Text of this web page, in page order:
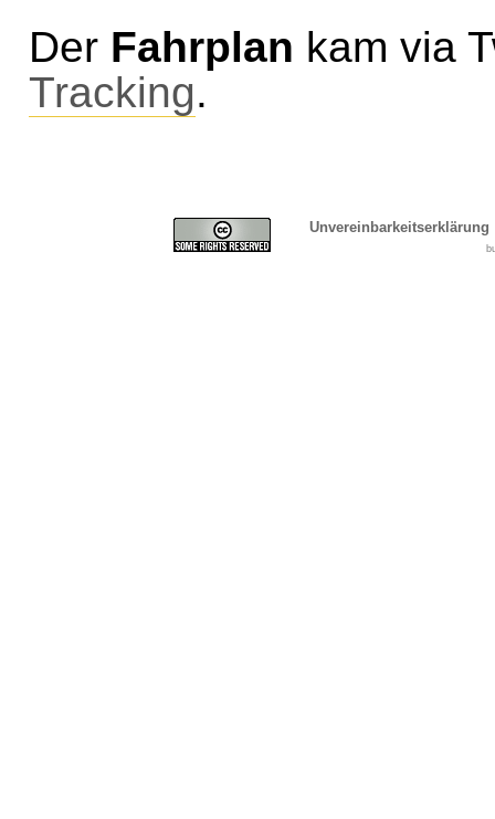
Der Fahrplan kam via
Tracking.
Unvereinbarkeitserklärung